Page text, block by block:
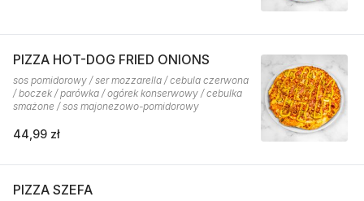
PIZZA HOT-DOG FRIED ONIONS
sos pomidorowy / ser mozzarella / cebula czerwona
/ boczek / parówka / ogórek konserwowy / cebulka
smażone / sos majonezowo-pomidorowy
44,99 zł
PIZZA SZEFA